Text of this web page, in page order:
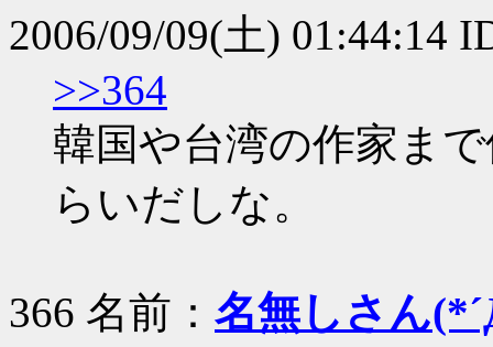
2006/09/09(土) 01:44:14
>>364
韓国や台湾の作家ま
らいだしな。
366 名前： 名無しさん